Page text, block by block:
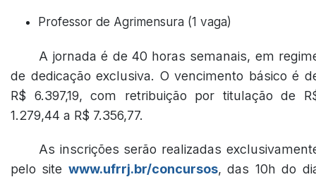
Professor de Agrimensura (1 vaga)
A jornada é de 40 horas semanais, em
de dedicação exclusiva. O vencimento básico é
R$ 6.397,19, com retribuição por titulação de
1.279,44 a R$ 7.356,77.
As inscrições serão realizadas
pelo site www.ufrrj.br/concursos, das 10h do